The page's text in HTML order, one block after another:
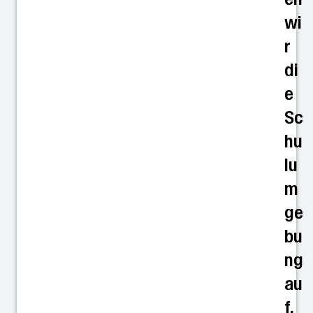
wi
r
di
e
Sc
hu
lu
m
ge
bu
ng
au
f.